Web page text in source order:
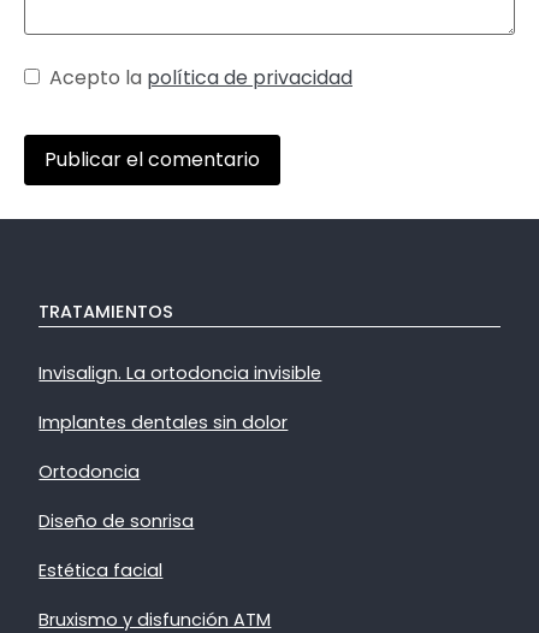
Acepto la política de privacidad
TRATAMIENTOS
Invisalign. La ortodoncia invisible
Implantes dentales sin dolor
Ortodoncia
Diseño de sonrisa
Estética facial
Bruxismo y disfunción ATM